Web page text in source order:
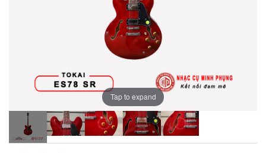
Tap to expand